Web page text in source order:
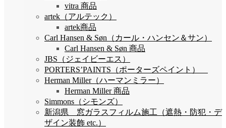
vitra 商品
artek（アルテック）
artek商品
Carl Hansen & Søn（カール・ハンセン＆サン）
Carl Hansen & Søn 商品
JBS（ジェイビーエス）
PORTERS’PAINTS（ポーターズペイント）
Herman Miller（ハーマンミラー）
Herman Miller 商品
Simmons（シモンズ）
新潟県 窓ガラスフィルム施工（遮熱・防犯・デ
ザイン装飾 etc.）